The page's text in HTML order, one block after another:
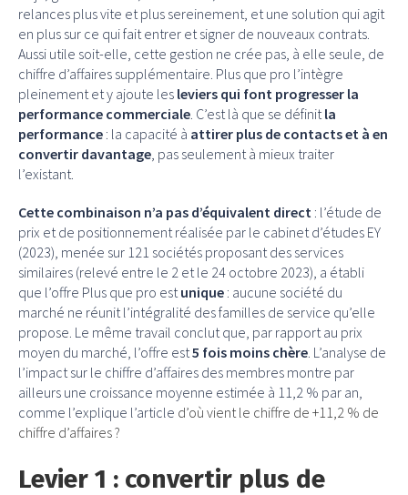
relances plus vite et plus sereinement, et une solution qui agit
en plus sur ce qui fait entrer et signer de nouveaux contrats.
Aussi utile soit-elle, cette gestion ne crée pas, à elle seule, de
chiffre d’affaires supplémentaire. Plus que pro l’intègre
pleinement et y ajoute les leviers qui font progresser la
performance commerciale . C’est là que se définit la
performance : la capacité à attirer plus de contacts et à en
convertir davantage , pas seulement à mieux traiter
l’existant.
Cette combinaison n’a pas d’équivalent direct : l’étude de
prix et de positionnement réalisée par le cabinet d’études EY
(2023), menée sur 121 sociétés proposant des services
similaires (relevé entre le 2 et le 24 octobre 2023), a établi
que l’offre Plus que pro est unique : aucune société du
marché ne réunit l’intégralité des familles de service qu’elle
propose. Le même travail conclut que, par rapport au prix
moyen du marché, l’offre est5 fois moins chère . L’analyse de
l’impact sur le chiffre d’affaires des membres montre par
ailleurs une croissance moyenne estimée à 11,2 % par an,
comme l’explique l’article d’où vient le chiffre de +11,2 % de
chiffre d’affaires ?
Levier 1 : convertir plus de